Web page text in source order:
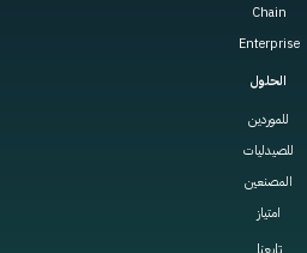
Chain
Enterprise
الحلول
للموردين
للصيدليات
المصنعين
امتياز